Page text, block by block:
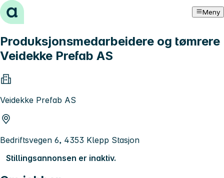
Hopp til innhold Meny
Produksjonsmedarbeidere og tømrere
Veidekke Prefab AS
Veidekke Prefab AS
Bedriftsvegen 6, 4353 Klepp Stasjon
Stillingsannonsen er inaktiv.